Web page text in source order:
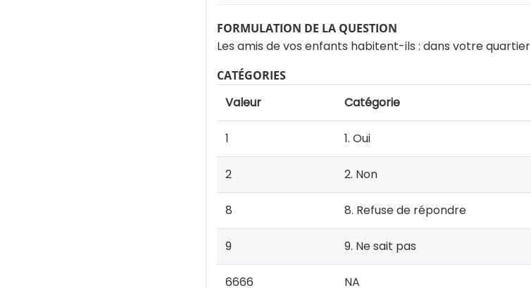
FORMULATION DE LA QUESTION
Les amis de vos enfants habitent-ils : dans votre quartier
CATÉGORIES
Valeur Catégorie
1 1. Oui
2 2. Non
8 8. Refuse de répondre
9 9. Ne sait pas
6666 NA